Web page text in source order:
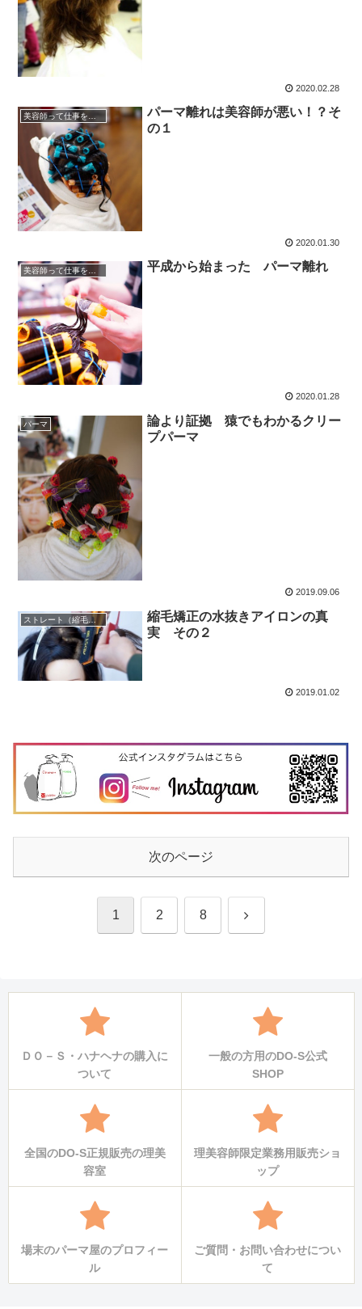
2020.02.28
パーマ離れは美容師が悪い！？そ
の１
2020.01.30
平成から始まった パーマ離れ
2020.01.28
パーマ
論より証拠 猿でもわかるクリー
プパーマ
2019.09.06
ストレート（縮毛矯正）
縮毛矯正の水抜きアイロンの真
実 その２
2019.01.02
次のページ
1 2 8 次
ＤＯ－Ｓ・ハナヘナの購入に
ついて
一般の方用のDO-S公式
SHOP
全国のDO-S正規販売の理美
容室
理美容師限定業務用販売ショ
ップ
場末のパーマ屋のプロフィー
ル
ご質問・お問い合わせについ
て